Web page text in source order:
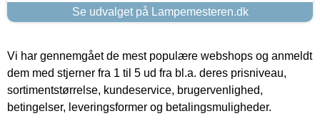
Se udvalget på Lampemesteren.dk
Vi har gennemgået de mest populære webshops og anmeldt
dem med stjerner fra 1 til 5 ud fra bl.a. deres prisniveau,
sortimentstørrelse, kundeservice, brugervenlighed,
betingelser, leveringsformer og betalingsmuligheder.